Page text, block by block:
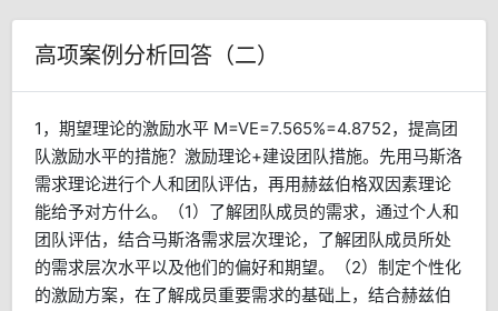
高项案例分析回答（二）
1，期望理论的激励水平 M=VE=7.565%=4.8752，提高团
队激励水平的措施？激励理论+建设团队措施。先用马斯洛
需求理论进行个人和团队评估，再用赫兹伯格双因素理论
能给予对方什么。（1）了解团队成员的需求，通过个人和
团队评估，结合马斯洛需求层次理论，了解团队成员所处
的需求层次水平以及他们的偏好和期望。（2）制定个性化
的激励方案，在了解成员重要需求的基础上，结合赫兹伯